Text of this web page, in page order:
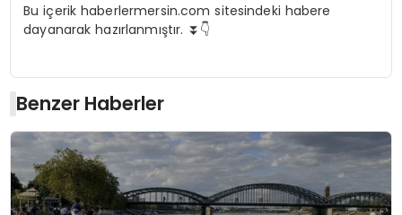
Bu içerik haberlermersin.com sitesindeki habere
dayanarak hazırlanmıştır. ⏬👇
Benzer Haberler